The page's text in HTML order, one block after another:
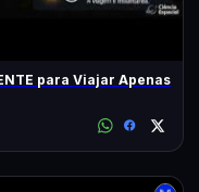
para Viajar Apenas